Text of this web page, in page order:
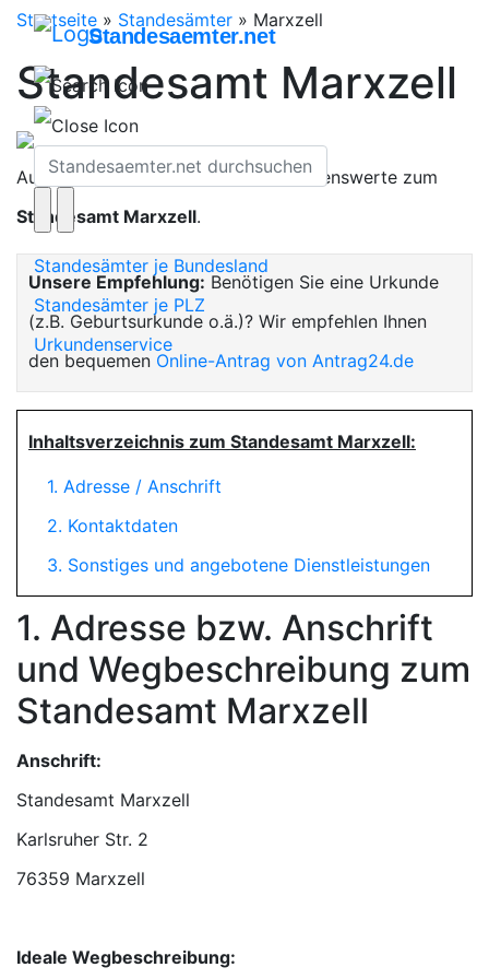
Standesaemter.net
Standesämter je Bundesland
Standesämter je PLZ
Urkundenservice
Startseite » Standesämter » Marxzell
Standesamt Marxzell
Auf dieser Seite finden Sie alles Wissenswerte zum
Standesamt Marxzell.
Unsere Empfehlung: Benötigen Sie eine Urkunde
(z.B. Geburtsurkunde o.ä.)? Wir empfehlen Ihnen
den bequemen Online-Antrag von Antrag24.de
Inhaltsverzeichnis zum Standesamt Marxzell:
1. Adresse / Anschrift
2. Kontaktdaten
3. Sonstiges und angebotene Dienstleistungen
1. Adresse bzw. Anschrift
und Wegbeschreibung zum
Standesamt Marxzell
Anschrift:
Standesamt Marxzell
76359 Marxzell
Ideale Wegbeschreibung: